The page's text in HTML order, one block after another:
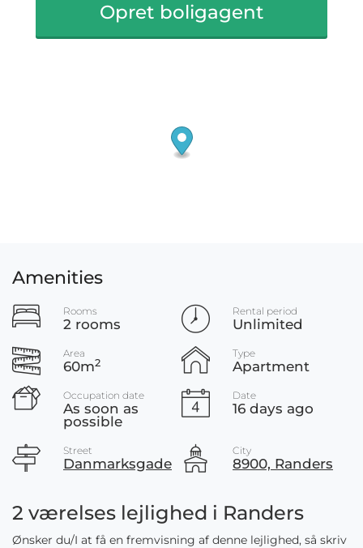
Opret boligagent
Amenities
Rooms
2 rooms
Rental period
Unlimited
Area
60m2
Type
Apartment
Occupation date
As soon as
possible
Date
16 days ago
Street
Danmarksgade
City
8900, Randers
2 værelses lejlighed i Randers
Ønsker du/I at få en fremvisning af denne lejlighed, så skriv